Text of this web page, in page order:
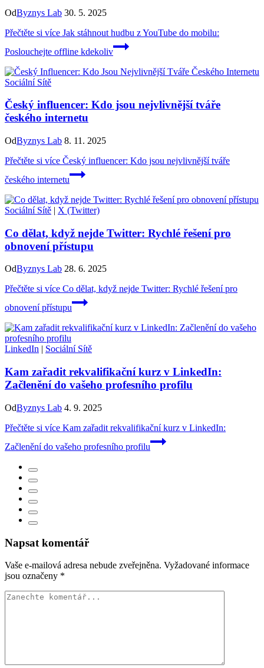
OdByznys Lab 30. 5. 2025
Přečtěte si více Jak stáhnout hudbu z YouTube do mobilu:
Poslouchejte offline kdekoliv
Sociální Sítě
Český influencer: Kdo jsou nejvlivnější tváře
českého internetu
OdByznys Lab 8. 11. 2025
Přečtěte si více Český influencer: Kdo jsou nejvlivnější tváře
českého internetu
Sociální Sítě | X (Twitter)
Co dělat, když nejde Twitter: Rychlé řešení pro
obnovení přístupu
OdByznys Lab 28. 6. 2025
Přečtěte si více Co dělat, když nejde Twitter: Rychlé řešení pro
obnovení přístupu
LinkedIn | Sociální Sítě
Kam zařadit rekvalifikační kurz v LinkedIn:
Začlenění do vašeho profesního profilu
OdByznys Lab 4. 9. 2025
Přečtěte si více Kam zařadit rekvalifikační kurz v LinkedIn:
Začlenění do vašeho profesního profilu
Napsat komentář
Vaše e-mailová adresa nebude zveřejněna. Vyžadované informace
jsou označeny *